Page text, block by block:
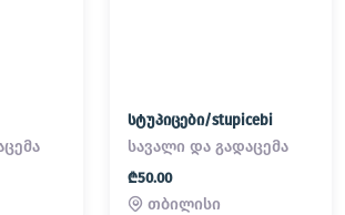
სტუპიცები/stupicebi
სავალი და გადაცემა
₾50.00
თბილისი